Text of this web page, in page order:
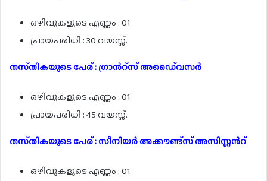
ഒഴിവുകളുടെ എണ്ണം : 01
പ്രായപരിധി : 30 വയസ്സ്.
തസ്‌തികയുടെ പേര് : ഗ്രാൻറ്സ് അഡൈ്വസർ
ഒഴിവുകളുടെ എണ്ണം : 01
പ്രായപരിധി : 45 വയസ്സ്.
തസ്‌തികയുടെ പേര് : സീനിയർ അക്കൗണ്ട്സ് അസിസ്റ്റൻറ്
ഒഴിവുകളുടെ എണ്ണം : 01